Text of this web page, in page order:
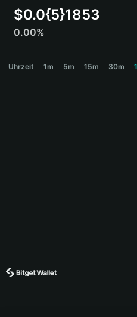
Español
Português (Brasil)
$0.0{5}1853
0.00%
Uhrzeit 1m 5m 15m 30m